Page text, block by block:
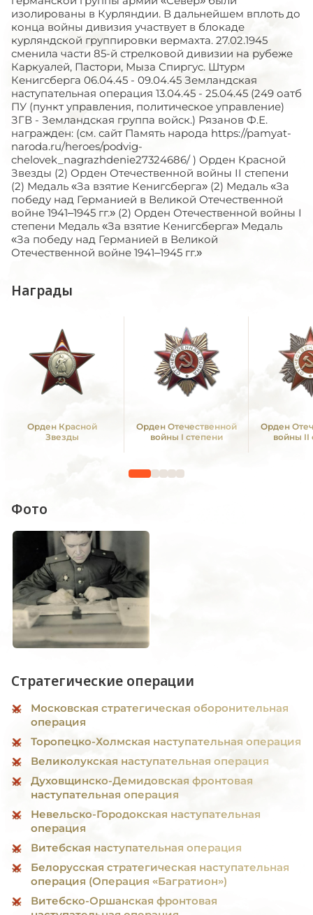
изолированы в Курляндии. В дальнейшем вплоть до
конца войны дивизия участвует в блокаде
курляндской группировки вермахта. 27.02.1945
сменила части 85-й стрелковой дивизии на рубеже
Каркуалей, Пастори, Мыза Спиргус. Штурм
Кенигсберга 06.04.45 - 09.04.45 Земландская
наступательная операция 13.04.45 - 25.04.45 (249 оатб
ПУ (пункт управления, политическое управление)
ЗГВ - Земландская группа войск.) Рязанов Ф.Е.
награжден: (см. сайт Память народа https://pamyat-
naroda.ru/heroes/podvig-
chelovek_nagrazhdenie27324686/ ) Орден Красной
Звезды (2) Орден Отечественной войны II степени
(2) Медаль «За взятие Кенигсберга» (2) Медаль «За
победу над Германией в Великой Отечественной
войне 1941–1945 гг.» (2) Орден Отечественной войны I
степени Медаль «За взятие Кенигсберга» Медаль
«За победу над Германией в Великой
Отечественной войне 1941–1945 гг.»
Награды
Орден Красной
Звезды
Орден Отечественной
войны I степени
Орден
войны II
Фото
Стратегические операции
Московская стратегическая оборонительная
операция
Торопецко-Холмская наступательная операция
Великолукская наступательная операция
Духовщинско-Демидовская фронтовая
наступательная операция
Невельско-Городокская наступательная
операция
Витебская наступательная операция
Белорусская стратегическая наступательная
операция (Операция «Багратион»)
Витебско-Оршанская фронтовая